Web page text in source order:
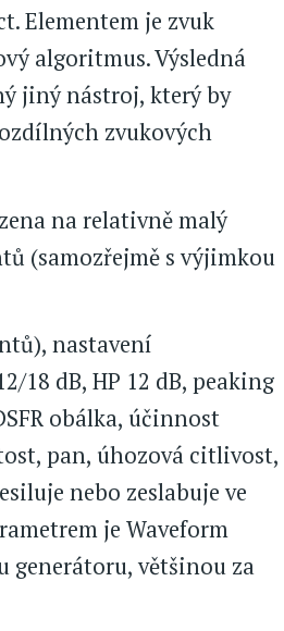
Elementem je zvuk
algoritmus. Výsledná
jiný nástroj, který by
zvukových
na relativně malý
(samozřejmě s výjimkou
nastavení
18 dB, HP 12 dB, peaking
obálka, účinnost
pan, úhozová citlivost,
nebo zeslabuje ve
je Waveform
generátoru, většinou za